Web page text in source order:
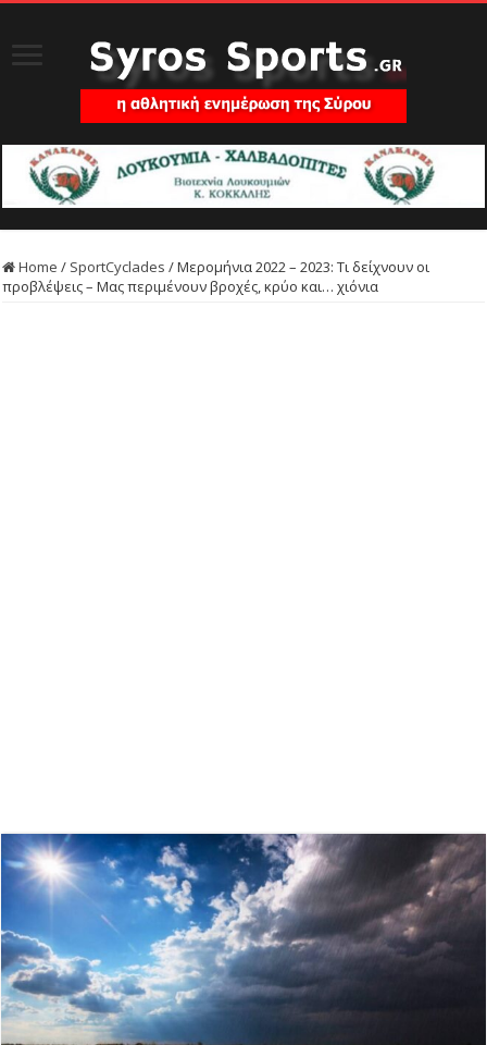
Home / SportCyclades /Μερομήνια 2022 – 2023: Τι δείχνουν οι
προβλέψεις – Μας περιμένουν βροχές, κρύο και… χιόνια